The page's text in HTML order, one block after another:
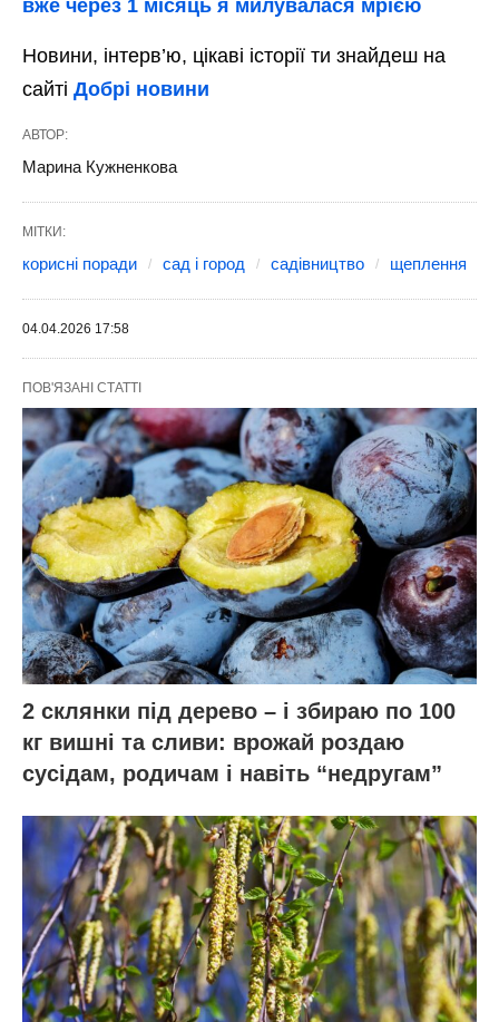
вже через 1 місяць я милувалася мрією
Новини, інтерв’ю, цікаві історії ти знайдеш на
сайті Добрі новини
АВТОР:
Марина Кужненкова
МІТКИ:
корисні поради сад і город садівництво щеплення
04.04.2026 17:58
ПОВ'ЯЗАНІ СТАТТІ
2 склянки під дерево – і збираю по 100
кг вишні та сливи: врожай роздаю
сусідам, родичам і навіть “недругам”